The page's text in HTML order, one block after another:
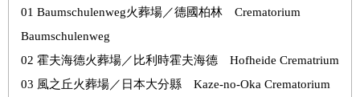
01 Baumschulenweg火葬場／德國柏林 Crematorium
Baumschulenweg
02 霍夫海德火葬場／比利時霍夫海德 Hofheide Crematrium
03 風之丘火葬場／日本大分縣 Kaze-no-Oka Crematorium